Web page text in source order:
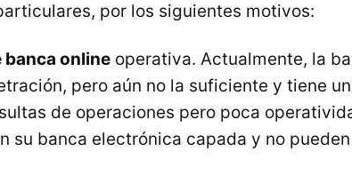
por los siguientes motivos:
banca online operativa. Actualmente, la
pero aún no la suficiente y tiene
de operaciones pero poca
su banca electrónica capada y no